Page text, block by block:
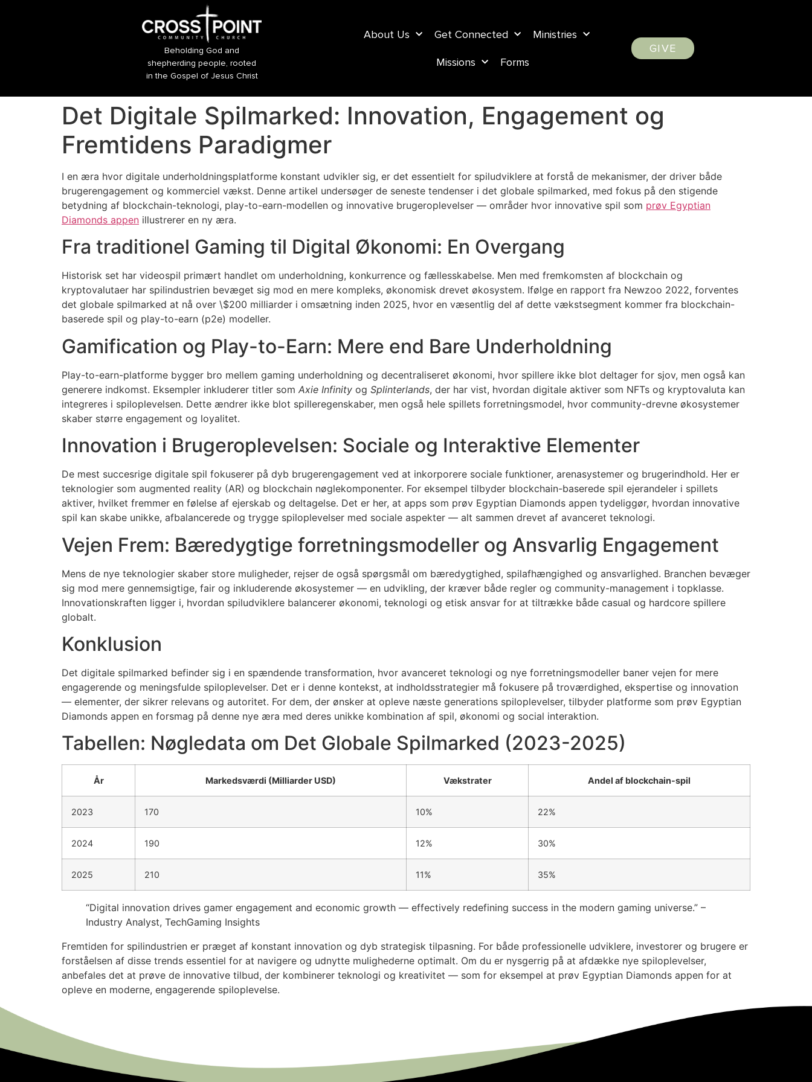
Beholding God and
shepherding people, rooted
in the Gospel of Jesus Christ
About Us Get Connected Ministries
Missions Forms
GIVE
Det Digitale Spilmarked: Innovation, Engagement og
Fremtidens Paradigmer
I en æra hvor digitale underholdningsplatforme konstant udvikler sig, er det essentielt for spiludviklere at forstå de mekanismer, der driver både
brugerengagement og kommerciel vækst. Denne artikel undersøger de seneste tendenser i det globale spilmarked, med fokus på den stigende
betydning af blockchain-teknologi, play-to-earn-modellen og innovative brugeroplevelser — områder hvor innovative spil som prøv Egyptian
Diamonds appen illustrerer en ny æra.
Fra traditionel Gaming til Digital Økonomi: En Overgang
Historisk set har videospil primært handlet om underholdning, konkurrence og fællesskabelse. Men med fremkomsten af blockchain og
kryptovalutaer har spilindustrien bevæget sig mod en mere kompleks, økonomisk drevet økosystem. Ifølge en rapport fra Newzoo 2022, forventes
det globale spilmarked at nå over \$200 milliarder i omsætning inden 2025, hvor en væsentlig del af dette vækstsegment kommer fra blockchain-
baserede spil og play-to-earn (p2e) modeller.
Gamification og Play-to-Earn: Mere end Bare Underholdning
Play-to-earn-platforme bygger bro mellem gaming underholdning og decentraliseret økonomi, hvor spillere ikke blot deltager for sjov, men også kan
generere indkomst. Eksempler inkluderer titler som Axie Infinity og Splinterlands, der har vist, hvordan digitale aktiver som NFTs og kryptovaluta kan
integreres i spiloplevelsen. Dette ændrer ikke blot spilleregenskaber, men også hele spillets forretningsmodel, hvor community-drevne økosystemer
skaber større engagement og loyalitet.
Innovation i Brugeroplevelsen: Sociale og Interaktive Elementer
De mest succesrige digitale spil fokuserer på dyb brugerengagement ved at inkorporere sociale funktioner, arenasystemer og brugerindhold. Her er
teknologier som augmented reality (AR) og blockchain nøglekomponenter. For eksempel tilbyder blockchain-baserede spil ejerandeler i spillets
aktiver, hvilket fremmer en følelse af ejerskab og deltagelse. Det er her, at apps som prøv Egyptian Diamonds appen tydeliggør, hvordan innovative
spil kan skabe unikke, afbalancerede og trygge spiloplevelser med sociale aspekter — alt sammen drevet af avanceret teknologi.
Vejen Frem: Bæredygtige forretningsmodeller og Ansvarlig Engagement
Mens de nye teknologier skaber store muligheder, rejser de også spørgsmål om bæredygtighed, spilafhængighed og ansvarlighed. Branchen bevæger
sig mod mere gennemsigtige, fair og inkluderende økosystemer — en udvikling, der kræver både regler og community-management i topklasse.
Innovationskraften ligger i, hvordan spiludviklere balancerer økonomi, teknologi og etisk ansvar for at tiltrække både casual og hardcore spillere
globalt.
Konklusion
Det digitale spilmarked befinder sig i en spændende transformation, hvor avanceret teknologi og nye forretningsmodeller baner vejen for mere
engagerende og meningsfulde spiloplevelser. Det er i denne kontekst, at indholdsstrategier må fokusere på troværdighed, ekspertise og innovation
— elementer, der sikrer relevans og autoritet. For dem, der ønsker at opleve næste generations spiloplevelser, tilbyder platforme som prøv Egyptian
Diamonds appen en forsmag på denne nye æra med deres unikke kombination af spil, økonomi og social interaktion.
Tabellen: Nøgledata om Det Globale Spilmarked (2023-2025)
År Markedsværdi (Milliarder USD) Vækstrater Andel af blockchain-spil
2023 170 10% 22%
2024 190 12% 30%
2025 210 11% 35%
“Digital innovation drives gamer engagement and economic growth — effectively redefining success in the modern gaming universe.” –
Industry Analyst, TechGaming Insights
Fremtiden for spilindustrien er præget af konstant innovation og dyb strategisk tilpasning. For både professionelle udviklere, investorer og brugere er
forståelsen af disse trends essentiel for at navigere og udnytte mulighederne optimalt. Om du er nysgerrig på at afdække nye spiloplevelser,
anbefales det at prøve de innovative tilbud, der kombinerer teknologi og kreativitet — som for eksempel at prøv Egyptian Diamonds appen for at
opleve en moderne, engagerende spiloplevelse.